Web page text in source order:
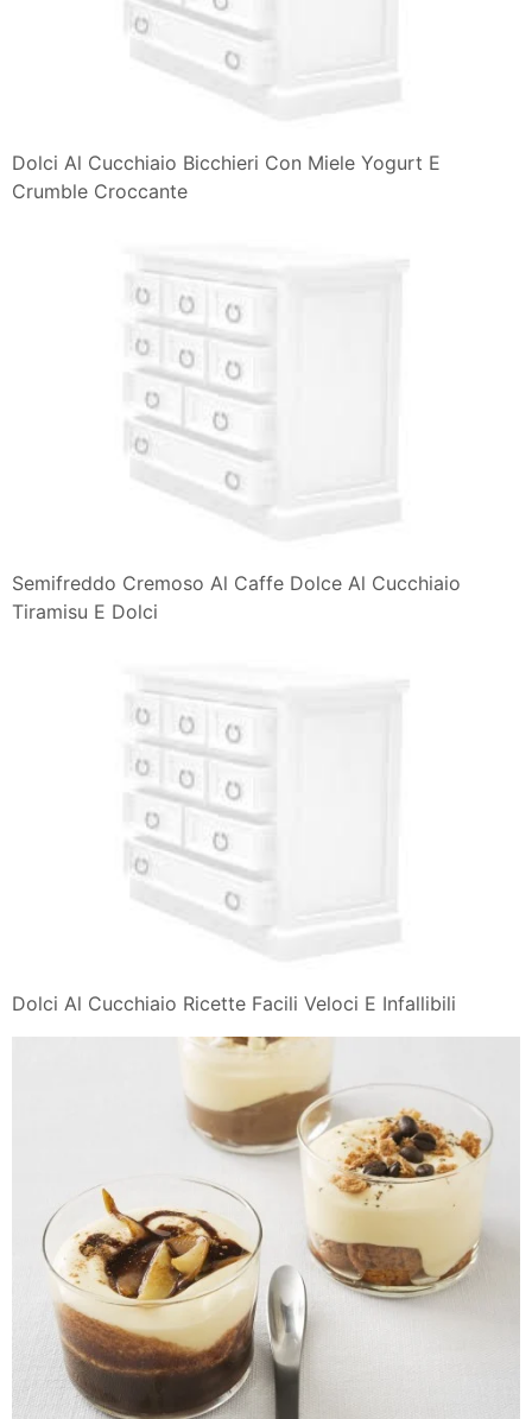
Dolci Al Cucchiaio Bicchieri Con Miele Yogurt E
Crumble Croccante
Semifreddo Cremoso Al Caffe Dolce Al Cucchiaio
Tiramisu E Dolci
Dolci Al Cucchiaio Ricette Facili Veloci E Infallibili